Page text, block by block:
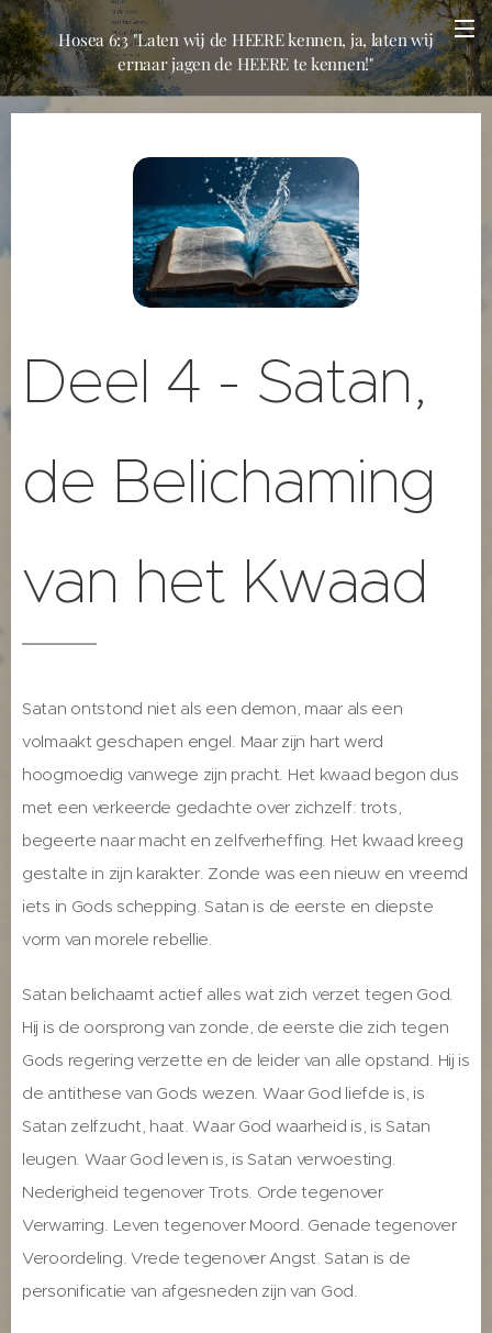
Hosea 6:3 "Laten wij de HEERE kennen, ja, laten wij
ernaar jagen de HEERE te kennen!"
Deel 4 - Satan,
de Belichaming
van het Kwaad
Satan ontstond niet als een demon, maar als een
volmaakt geschapen engel. Maar zijn hart werd
hoogmoedig vanwege zijn pracht. Het kwaad begon dus
met een verkeerde gedachte over zichzelf: trots,
begeerte naar macht en zelfverheffing. Het kwaad kreeg
gestalte in zijn karakter. Zonde was een nieuw en vreemd
iets in Gods schepping. Satan is de eerste en diepste
vorm van morele rebellie.
Satan belichaamt actief alles wat zich verzet tegen God.
Hij is de oorsprong van zonde, de eerste die zich tegen
Gods regering verzette en de leider van alle opstand. Hij is
de antithese van Gods wezen. Waar God liefde is, is
Satan zelfzucht, haat. Waar God waarheid is, is Satan
leugen. Waar God leven is, is Satan verwoesting.
Nederigheid tegenover Trots. Orde tegenover
Verwarring. Leven tegenover Moord. Genade tegenover
Veroordeling. Vrede tegenover Angst. Satan is de
personificatie van afgesneden zijn van God.